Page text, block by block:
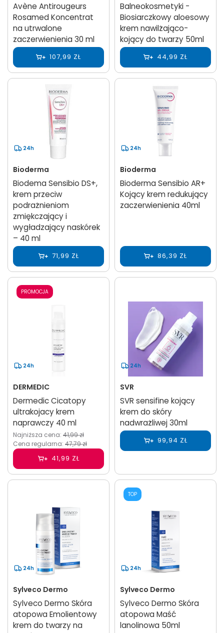
Avène Antirougeurs
Rosamed Koncentrat
na utrwalone
zaczerwienienia 30 ml
107,99 ZŁ
Balneokosmetyki -
Biosiarczkowy aloesowy
krem nawilżająco-
kojący do twarzy 50ml
44,99 ZŁ
24h
Bioderma
Biodema Sensibio DS+,
krem przeciw
podrażnieniom
zmiękczający i
wygładzający naskórek
– 40 ml
71,99 ZŁ
24h
Bioderma
Bioderma Sensibio AR+
Kojący krem redukujący
zaczerwienienia 40ml
86,39 ZŁ
PROMOCJA
24h
DERMEDIC
Dermedic Cicatopy
ultrakojacy krem
naprawczy 40 ml
Najniższa cena: 41,99 zł
Cena regularna: 47,79 zł
41,99 ZŁ
24h
SVR
SVR sensifine kojący
krem do skóry
nadwrażliwej 30ml
99,94 ZŁ
24h
Sylveco Dermo
Sylveco Dermo Skóra
atopowa Emolientowy
krem do twarzy na
TOP
24h
Sylveco Dermo
Sylveco Dermo Skóra
atopowa Maść
lanolinowa 50ml